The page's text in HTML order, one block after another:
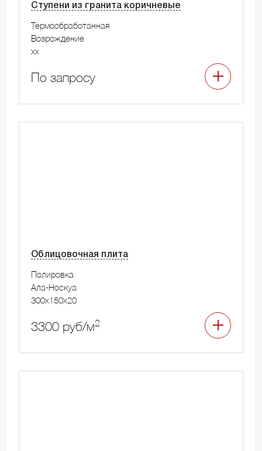
Ступени из гранита коричневые
Термообработанная
Возрождение
xx
По запросу
Облицовочная плита
Полировка
Ала-Носкуа
300x150x20
3300 руб/м2